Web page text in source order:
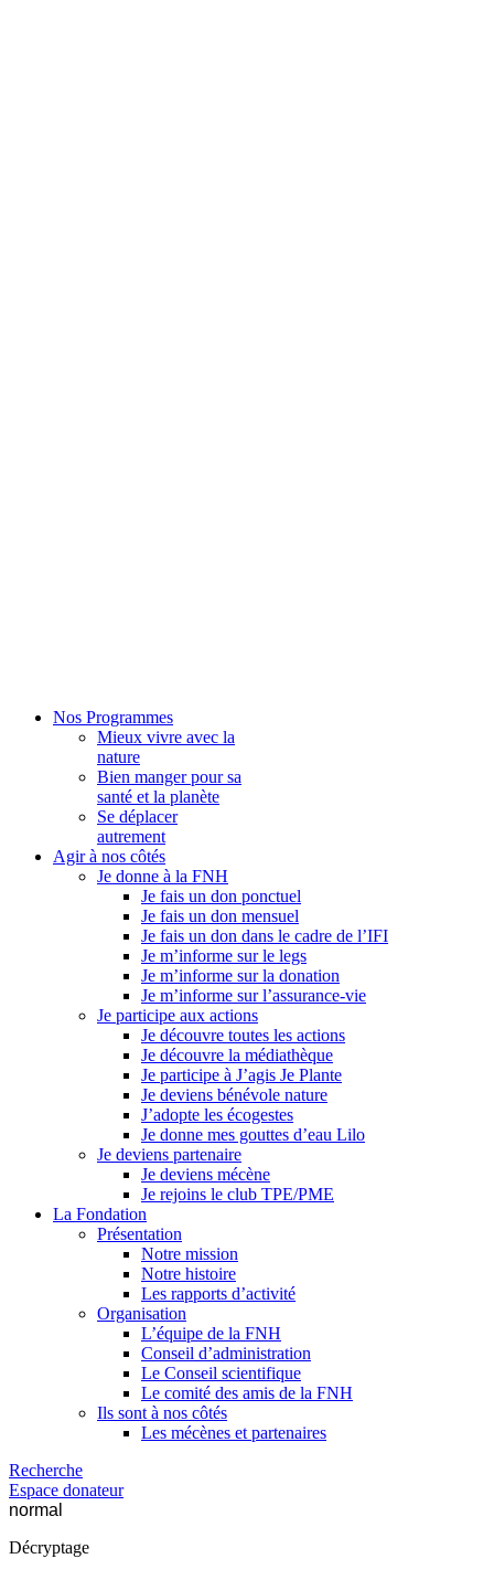
Nos Programmes
Mieux vivre avec la
nature
Bien manger pour sa
santé et la planète
Se déplacer
autrement
Agir à nos côtés
Je donne à la FNH
Je fais un don ponctuel
Je fais un don mensuel
Je fais un don dans le cadre de l’IFI
Je m’informe sur le legs
Je m’informe sur la donation
Je m’informe sur l’assurance-vie
Je participe aux actions
Je découvre toutes les actions
Je découvre la médiathèque
Je participe à J’agis Je Plante
Je deviens bénévole nature
J’adopte les écogestes
Je donne mes gouttes d’eau Lilo
Je deviens partenaire
Je deviens mécène
Je rejoins le club TPE/PME
La Fondation
Présentation
Notre mission
Notre histoire
Les rapports d’activité
Organisation
L’équipe de la FNH
Conseil d’administration
Le Conseil scientifique
Le comité des amis de la FNH
Ils sont à nos côtés
Les mécènes et partenaires
Recherche
Espace donateur
normal
Décryptage